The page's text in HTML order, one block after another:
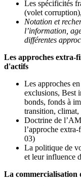
Les spécificités
(volet
Notation et
l’information,
différentes
Les approches extra-
d'actifs
Les approches
exclusions, Best
bonds, fonds à
transition, climat,
Doctrine de
l’approche
03)
La politique de
et leur influence
La commercialisation